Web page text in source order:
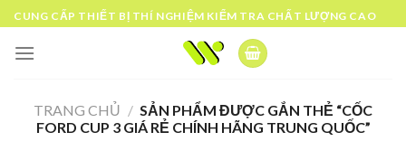
Skip
to
content
CUNG CẤP THIẾT BỊ THÍ NGHIỆM KIỂM TRA CHẤT LƯỢNG CAO
TRANG CHỦ / SẢN PHẨM ĐƯỢC GẮN THẺ “CỐC
FORD CUP 3 GIÁ RẺ CHÍNH HÃNG TRUNG QUỐC”